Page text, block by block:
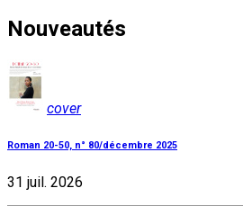
Nouveautés
cover
Roman 20-50, n° 80/décembre 2025
31 juil. 2026